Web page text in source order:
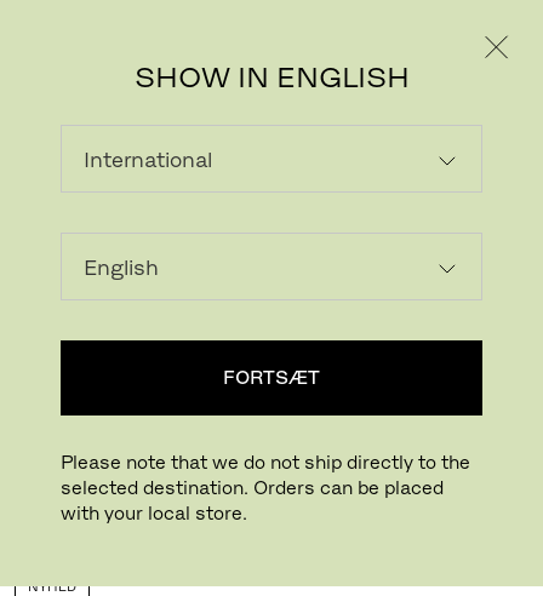
SHOW IN ENGLISH
FORTSÆT
Please note that we do not ship directly to the
selected destination. Orders can be placed
with your local store.
PK111™ RUMDELER
NYHED